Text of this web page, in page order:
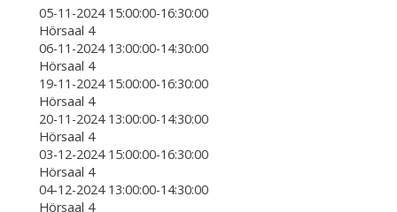
05-11-2024 15:00:00-16:30:00
Hörsaal 4
06-11-2024 13:00:00-14:30:00
Hörsaal 4
19-11-2024 15:00:00-16:30:00
Hörsaal 4
20-11-2024 13:00:00-14:30:00
Hörsaal 4
03-12-2024 15:00:00-16:30:00
Hörsaal 4
04-12-2024 13:00:00-14:30:00
Hörsaal 4